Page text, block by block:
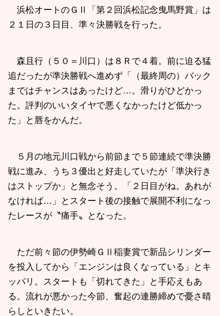
浜松オートのＧⅡ「第２回浜松記念曳馬野賞」は
２１日の３日目、準々決勝戦を行った。
森且行（５０＝川口）は８Ｒで４着。前に迫る猛
追だったが準決勝戦へ進めず「（最終周の）バック
まではチャンスはあったけど…。滑りがひどかっ
た。評判のいいタイヤで悪くなかったけど低かっ
た」と唇をかんだ。
５月の地元川口戦から前節まで５節連続で準決勝
戦に進み、うち３優出と好走していたが「準決行き
はストップか」と無念そう。「２日目がね。あれが
なければ…」とスタート後の接触で展開不利になっ
たレースが〝痛手〟となった。
ただ前々節の伊勢崎ＧⅡ稲妻賞で新品シリンダー
を投入してから「エンジンは良くなっている」とキ
ッパリ。スタートも「切れてきた」と手応えもあ
る。流れが悪かった今節、奮起の連勝締めで憂さ晴
らしといきたい。